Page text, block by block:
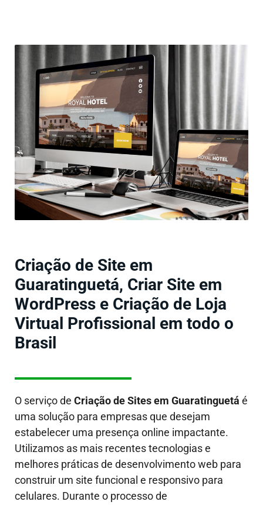
Criação de Site em
Guaratinguetá, Criar Site em
WordPress e Criação de Loja
Virtual Profissional em todo o
Brasil
O serviço de Criação de Sites em Guaratinguetá é
uma solução para empresas que desejam
estabelecer uma presença online impactante.
Utilizamos as mais recentes tecnologias e
melhores práticas de desenvolvimento web para
construir um site funcional e responsivo para
celulares. Durante o processo de